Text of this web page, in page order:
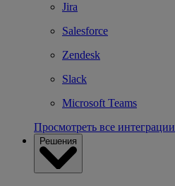
Jira
Salesforce
Zendesk
Slack
Microsoft Teams
Просмотреть все интеграции
Решения